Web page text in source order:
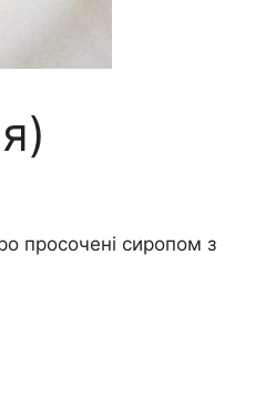
просочені сиропом з